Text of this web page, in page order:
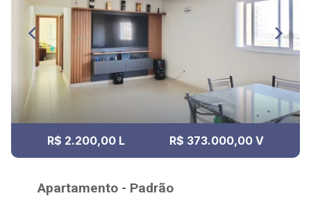
R$ 2.200,00 L R$ 373.000,00 V
Apartamento - Padrão